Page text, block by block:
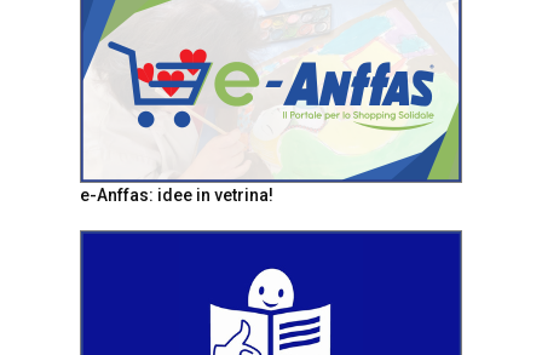
e-Anffas: idee in vetrina!